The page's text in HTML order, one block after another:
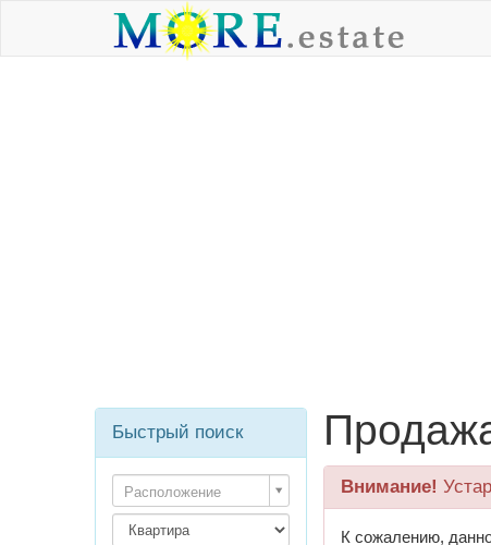
Внимание!
К сожалению,
Быстрый поиск
Расположение